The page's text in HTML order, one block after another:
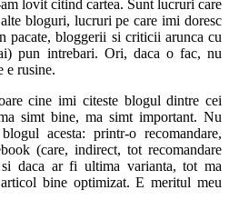
lovit citind cartea. Sunt lucruri care
bloguri, lucruri pe care imi doresc
pacate, bloggerii si criticii arunca cu
pun intrebari. Ori, daca o fac, nu
e rusine.
cine imi citeste blogul dintre cei
simt bine, ma simt important. Nu
acesta: printr-o recomandare,
(care, indirect, tot recomandare
daca ar fi ultima varianta, tot ma
bine optimizat. E meritul meu